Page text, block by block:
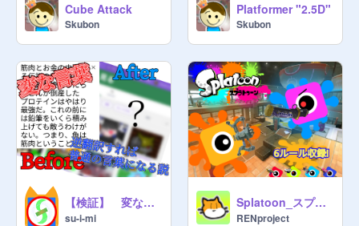
Cube Attack
Skubon
Platformer "2.5D"
Skubon
【検証】 変な言葉逆翻訳すれば普通の言葉になる説
su-i-mi
Splatoon_スプラトゥーン v3.1
RENproject